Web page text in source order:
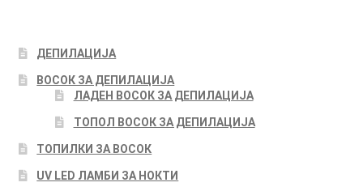
ДЕПИЛАЦИЈА
ВОСОК ЗА ДЕПИЛАЦИЈА
ЛАДЕН ВОСОК ЗА ДЕПИЛАЦИЈА
ТОПОЛ ВОСОК ЗА ДЕПИЛАЦИЈА
ТОПИЛКИ ЗА ВОСОК
UV LED ЛАМБИ ЗА НОКТИ